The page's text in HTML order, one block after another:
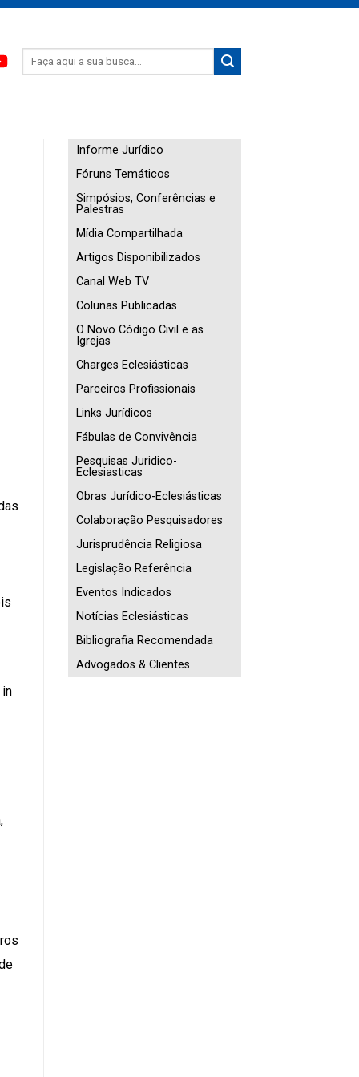
Informe Jurídico
Fóruns Temáticos
Simpósios, Conferências e
Palestras
Mídia Compartilhada
Artigos Disponibilizados
Canal Web TV
Colunas Publicadas
O Novo Código Civil e as
Igrejas
Charges Eclesiásticas
Parceiros Profissionais
Links Jurídicos
Fábulas de Convivência
Pesquisas Juridico-
Eclesiasticas
Obras Jurídico-Eclesiásticas
Colaboração Pesquisadores
Jurisprudência Religiosa
Legislação Referência
Eventos Indicados
Notícias Eclesiásticas
Bibliografia Recomendada
Advogados & Clientes